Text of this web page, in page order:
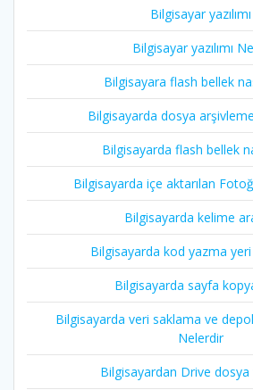
Bilgisayar yazılımı
Bilgisayar yazılımı
Bilgisayara flash bellek
Bilgisayarda dosya
Bilgisayarda flash bellek
Bilgisayarda içe aktarılan
Bilgisayarda kelime
Bilgisayarda kod yazma yeri
Bilgisayarda sayfa
Bilgisayarda veri saklama ve
Nelerdir
Bilgisayardan Drive dosya